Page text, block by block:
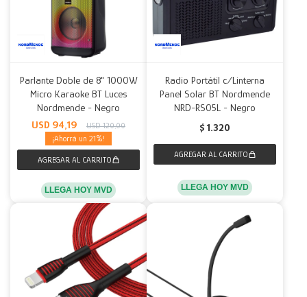
Parlante Doble de 8" 1000W
Micro Karaoke BT Luces
Nordmende - Negro
USD 94,19 USD 120,00
21
LLEGA HOY MVD
Radio Portátil c/Linterna
Panel Solar BT Nordmende
NRD-RS05L - Negro
$ 1.320
LLEGA HOY MVD